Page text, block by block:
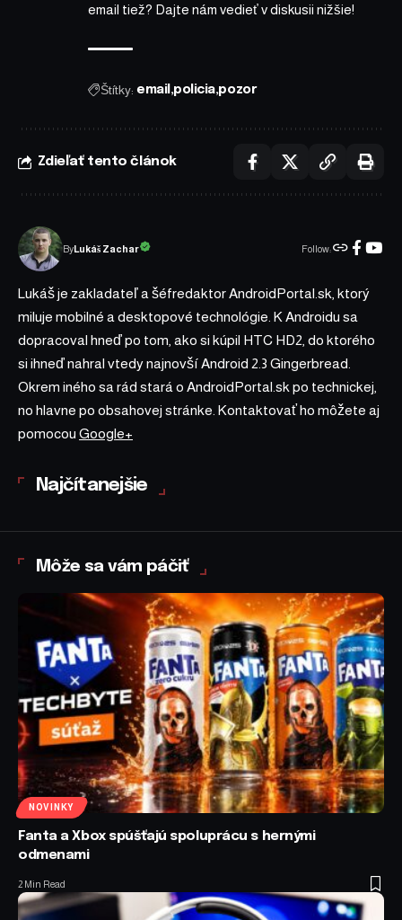
email tiež? Dajte nám vedieť v diskusii nižšie!
Štítky: email policia pozor
Zdieľať tento článok
ByLukáš Zachar Follow:
Lukáš je zakladateľ a šéfredaktor AndroidPortal.sk, ktorý
miluje mobilné a desktopové technológie. K Androidu sa
dopracoval hneď po tom, ako si kúpil HTC HD2, do ktorého
si ihneď nahral vtedy najnovší Android 2.3 Gingerbread.
Okrem iného sa rád stará o AndroidPortal.sk po technickej,
no hlavne po obsahovej stránke. Kontaktovať ho môžete aj
pomocou Google+
Najčítanejšie
Môže sa vám páčiť
NOVINKY
Fanta a Xbox spúšťajú spoluprácu s hernými
odmenami
2 Min Read